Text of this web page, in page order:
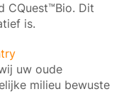
CQuest™Bio. Dit
is.
uw oude
milieu bewuste